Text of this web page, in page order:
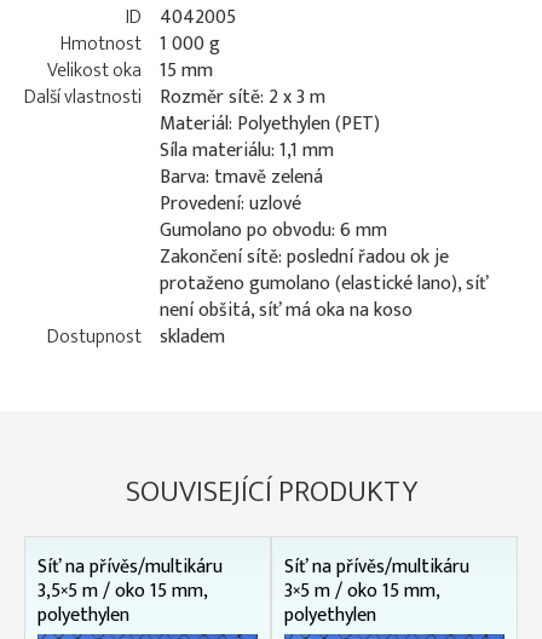
ID
4042005
Hmotnost 1 000 g
Velikost oka 15 mm
Další vlastnosti
Rozměr sítě: 2 x 3 m
Materiál: Polyethylen (PET)
Síla materiálu: 1,1 mm
Barva: tmavě zelená
Provedení: uzlové
Gumolano po obvodu: 6 mm
Zakončení sítě: poslední řadou ok je
protaženo gumolano (elastické lano), síť
není obšitá, síť má oka na koso
Dostupnost skladem
SOUVISEJÍCÍ PRODUKTY
Síť na přívěs/multikáru
3,5×5 m / oko 15 mm,
polyethylen
Síť na přívěs/multikáru
3×5 m / oko 15 mm,
polyethylen